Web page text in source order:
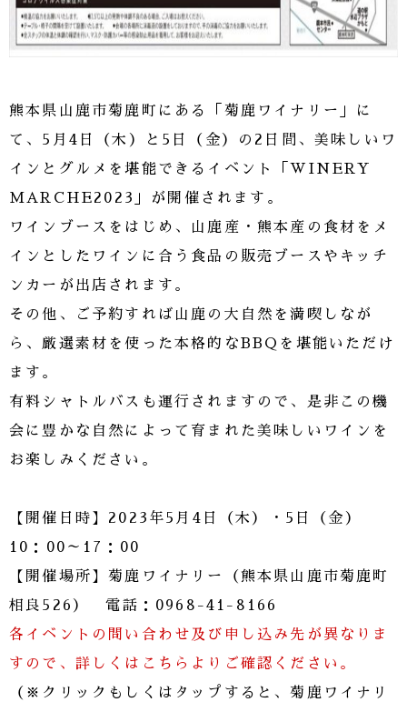
熊本県山鹿市菊鹿町にある「菊鹿ワイナリー」に
て、5月4日（木）と5日（金）の2日間、美味しいワ
インとグルメを堪能できるイベント「WINERY
MARCHE2023」が開催されます。
ワインブースをはじめ、山鹿産・熊本産の食材をメ
インとしたワインに合う食品の販売ブースやキッチ
ンカーが出店されます。
その他、ご予約すれば山鹿の大自然を満喫しなが
ら、厳選素材を使った本格的なBBQを堪能いただけ
ます。
有料シャトルバスも運行されますので、是非この機
会に豊かな自然によって育まれた美味しいワインを
お楽しみください。
【開催日時】2023年5月4日（木）・5日（金）
10：00～17：00
【開催場所】菊鹿ワイナリー（熊本県山鹿市菊鹿町
相良526） 電話：0968-41-8166
各イベントの問い合わせ及び申し込み先が異なりま
すので、詳しくはこちらよりご確認ください。
（※クリックもしくはタップすると、菊鹿ワイナリ